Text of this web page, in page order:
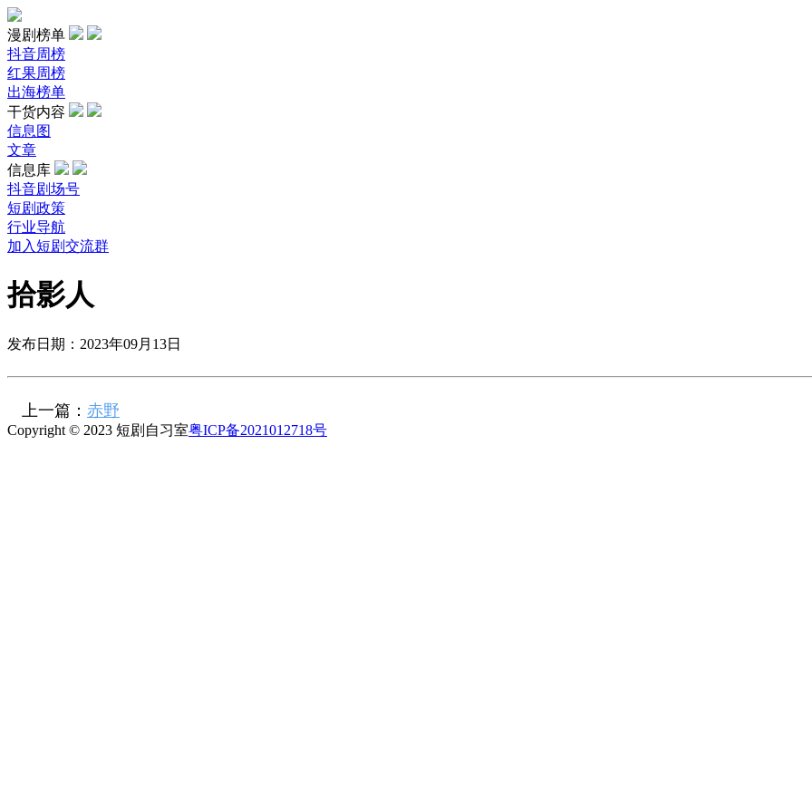
漫剧榜单
抖音周榜
红果周榜
出海榜单
干货内容
信息图
文章
信息库
抖音剧场号
短剧政策
行业导航
加入短剧交流群
拾影人
发布日期：2023年09月13日
上一篇： 赤野
Copyright © 2023 短剧自习室粤ICP备2021012718号